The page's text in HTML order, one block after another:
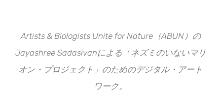
Artists & Biologists Unite for Nature（ABUN）の
Jayashree Sadasivanによる「ネズミのいないマリ
オン・プロジェクト」のためのデジタル・アート
ワーク。